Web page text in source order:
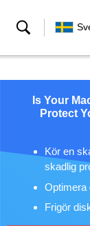
Sök
Is Your
Protect
Kör en
skadlig
Optimera
Frigör